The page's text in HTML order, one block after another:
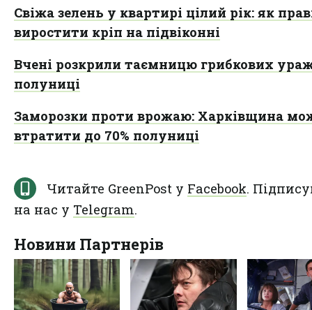
Свіжа зелень у квартирі цілий рік: як
виростити кріп на підвіконні
Вчені розкрили таємницю грибкових
полуниці
Заморозки проти врожаю: Харківщина
втратити до 70% полуниці
Читайте GreenPost у Facebook.
на нас у Telegram.